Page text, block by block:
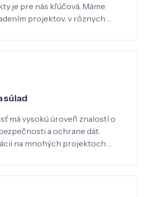
je pre nás kľúčová. Máme
projektov, v rôznych …
súlad
má vysokú úroveň znalostí o
a ochrane dát.
na mnohých projektoch …